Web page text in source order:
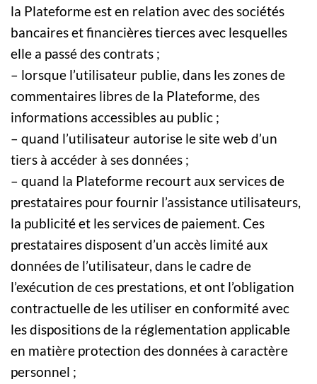
la Plateforme est en relation avec des sociétés
bancaires et financières tierces avec lesquelles
elle a passé des contrats ;
– lorsque l’utilisateur publie, dans les zones de
commentaires libres de la Plateforme, des
informations accessibles au public ;
– quand l’utilisateur autorise le site web d’un
tiers à accéder à ses données ;
– quand la Plateforme recourt aux services de
prestataires pour fournir l’assistance utilisateurs,
la publicité et les services de paiement. Ces
prestataires disposent d’un accès limité aux
données de l’utilisateur, dans le cadre de
l’exécution de ces prestations, et ont l’obligation
contractuelle de les utiliser en conformité avec
les dispositions de la réglementation applicable
en matière protection des données à caractère
personnel ;